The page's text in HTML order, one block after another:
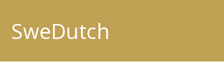
SweDutch